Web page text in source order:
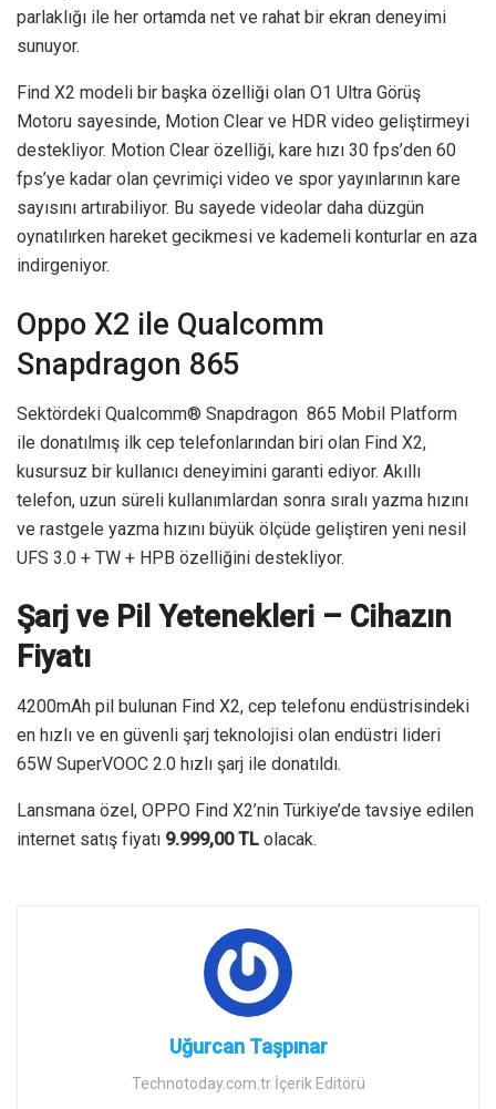
parlaklığı ile her ortamda net ve rahat bir ekran deneyimi
sunuyor.
Find X2 modeli bir başka özelliği olan O1 Ultra Görüş
Motoru sayesinde, Motion Clear ve HDR video geliştirmeyi
destekliyor. Motion Clear özelliği, kare hızı 30 fps’den 60
fps’ye kadar olan çevrimiçi video ve spor yayınlarının kare
sayısını artırabiliyor. Bu sayede videolar daha düzgün
oynatılırken hareket gecikmesi ve kademeli konturlar en aza
indirgeniyor.
Oppo X2 ile Qualcomm
Snapdragon 865
Sektördeki Qualcomm® Snapdragon 865 Mobil Platform
ile donatılmış ilk cep telefonlarından biri olan Find X2,
kusursuz bir kullanıcı deneyimini garanti ediyor. Akıllı
telefon, uzun süreli kullanımlardan sonra sıralı yazma hızını
ve rastgele yazma hızını büyük ölçüde geliştiren yeni nesil
UFS 3.0 + TW + HPB özelliğini destekliyor.
Şarj ve Pil Yetenekleri – Cihazın
Fiyatı
4200mAh pil bulunan Find X2, cep telefonu endüstrisindeki
en hızlı ve en güvenli şarj teknolojisi olan endüstri lideri
65W SuperVOOC 2.0 hızlı şarj ile donatıldı.
Lansmana özel, OPPO Find X2’nin Türkiye’de tavsiye edilen
internet satış fiyatı 9.999,00 TL olacak.
Uğurcan Taşpınar
Technotoday.com.tr İçerik Editörü